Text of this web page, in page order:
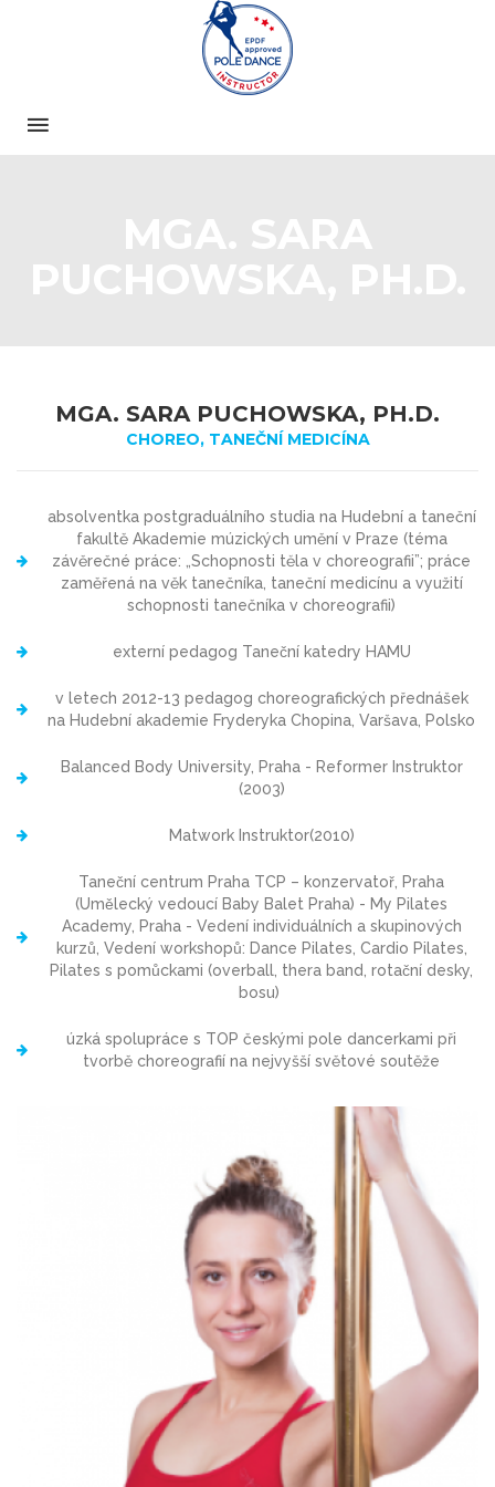
MGA. SARA PUCHOWSKA, PH.D.
CHOREO, TANEČNÍ MEDICÍNA
absolventka postgraduálního studia na Hudební a taneční
fakultě Akademie múzických umění v Praze (téma
závěrečné práce: „Schopnosti tĕla v choreografii”; práce
zaměřená na věk tanečníka, taneční medicínu a využití
schopnosti tanečníka v choreografii)
externí pedagog Taneční katedry HAMU
v letech 2012-13 pedagog choreografických přednášek
na Hudební akademie Fryderyka Chopina, Varšava, Polsko
Balanced Body University, Praha - Reformer Instruktor
(2003)
Matwork Instruktor(2010)
Taneční centrum Praha TCP – konzervatoř, Praha
(Umělecký vedoucí Baby Balet Praha) - My Pilates
Academy, Praha - Vedení individuálních a skupinových
kurzů, Vedení workshopů: Dance Pilates, Cardio Pilates,
Pilates s pomůckami (overball, thera band, rotační desky,
bosu)
úzká spolupráce s TOP českými pole dancerkami při
tvorbě choreografií na nejvyšší světové soutěže